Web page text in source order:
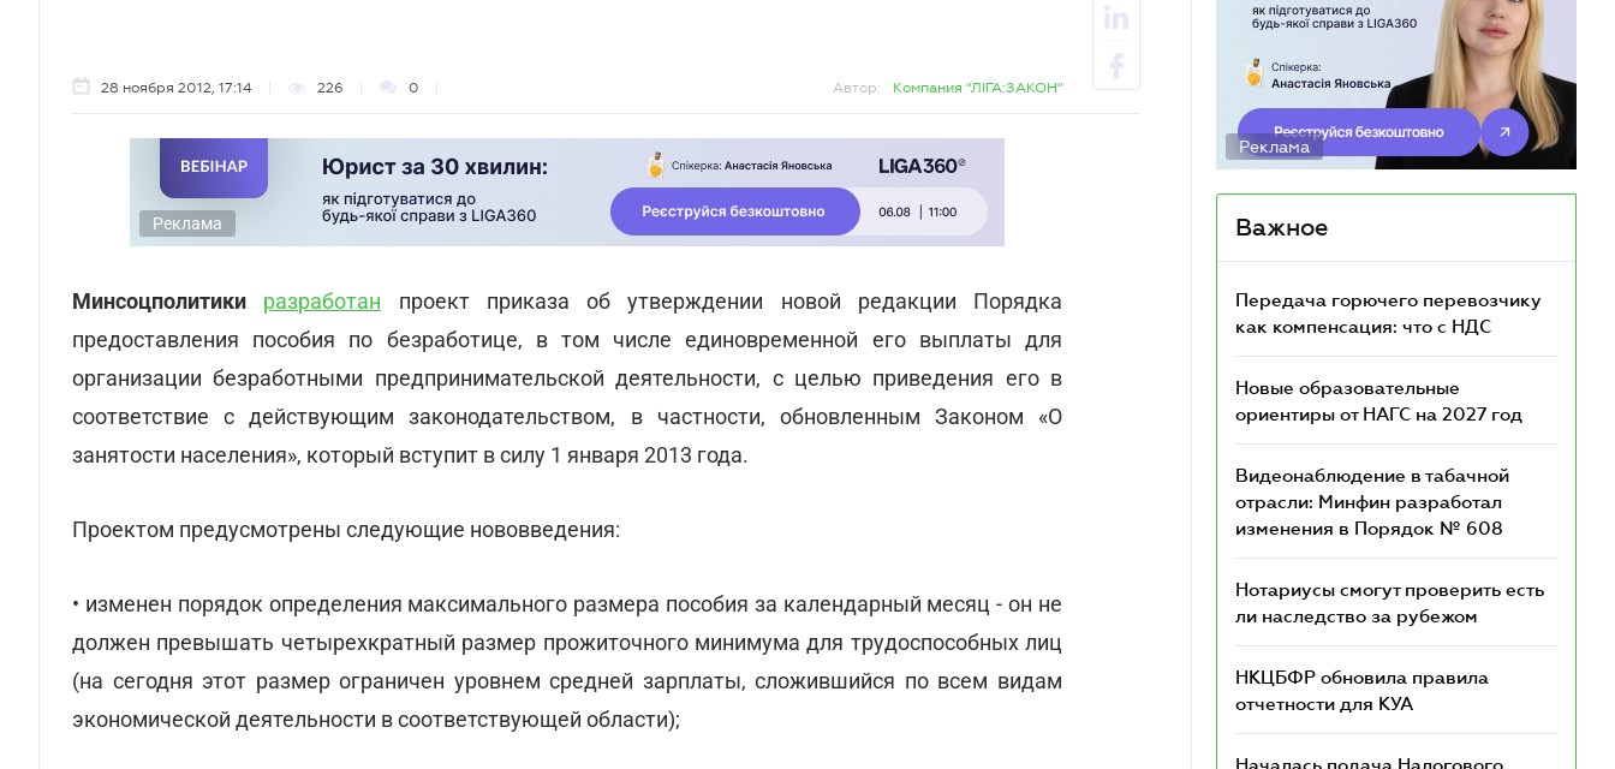
28 ноября 2012, 17:14 226 0 Автор: Компания "ЛІГА:ЗАКОН"
Реклама
Минсоцполитики разработан проект приказа об утверждении новой редакции Порядка
предоставления пособия по безработице, в том числе единовременной его выплаты для
организации безработными предпринимательской деятельности, с целью приведения его в
соответствие с действующим законодательством, в частности, обновленным Законом «О
занятости населения», который вступит в силу 1 января 2013 года.
Проектом предусмотрены следующие нововведения:
• изменен порядок определения максимального размера пособия за календарный месяц - он не
должен превышать четырехкратный размер прожиточного минимума для трудоспособных лиц
(на сегодня этот размер ограничен уровнем средней зарплаты, сложившийся по всем видам
экономической деятельности в соответствующей области);
Реклама
Важное
Передача горючего перевозчику
как компенсация: что с НДС
Новые образовательные
ориентиры от НАГС на 2027 год
Видеонаблюдение в табачной
отрасли: Минфин разработал
изменения в Порядок № 608
Нотариусы смогут проверить есть
ли наследство за рубежом
НКЦБФР обновила правила
отчетности для КУА
Началась подача Налогового